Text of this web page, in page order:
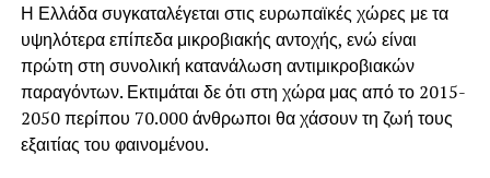
Η Ελλάδα συγκαταλέγεται στις ευρωπαϊκές χώρες με τα
υψηλότερα επίπεδα μικροβιακής αντοχής, ενώ είναι
πρώτη στη συνολική κατανάλωση αντιμικροβιακών
παραγόντων. Εκτιμάται δε ότι στη χώρα μας από το 2015-
2050 περίπου 70.000 άνθρωποι θα χάσουν τη ζωή τους
εξαιτίας του φαινομένου.